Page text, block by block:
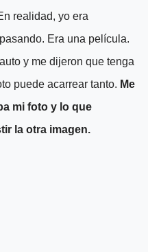
realidad, yo era
Era una película.
y me dijeron que tenga
puede acarrear tanto. Me
mi foto y lo que
la otra imagen.